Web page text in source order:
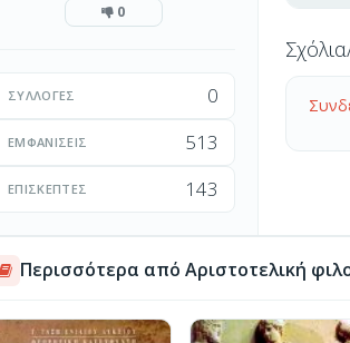
0
ΣΥΛΛΟΓΈΣ 0
ΕΜΦΑΝΊΣΕΙΣ 513
ΕΠΙΣΚΈΠΤΕΣ 143
Περισσότερα από Αριστοτελική